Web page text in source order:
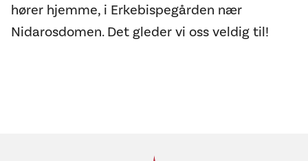
hører hjemme, i Erkebispegården nær
Nidarosdomen. Det gleder vi oss veldig til!